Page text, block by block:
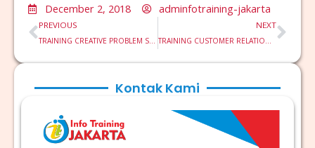
December 2, 2018 adminfotraining-jakarta
Prev
PREVIOUS NEXT
Kontak Kami